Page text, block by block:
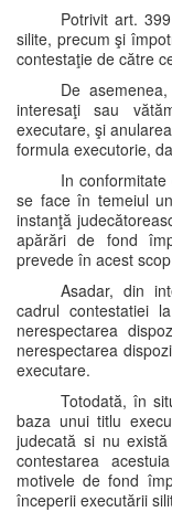
Potrivit art.
silite, precum şi
contestaţie de către
De
interesaţi sau
executare, şi
formula executorie,
In
se face în temeiul
instanţă
apărări de fond
prevede în acest
Asadar, din
cadrul contestatiei
nerespectarea
nerespectarea
executare.
Totodată, în
baza unui titlu
judecată si nu
contestarea
motivele de fond
începerii executării